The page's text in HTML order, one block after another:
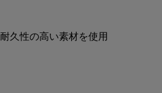
久性の高い素材を使用